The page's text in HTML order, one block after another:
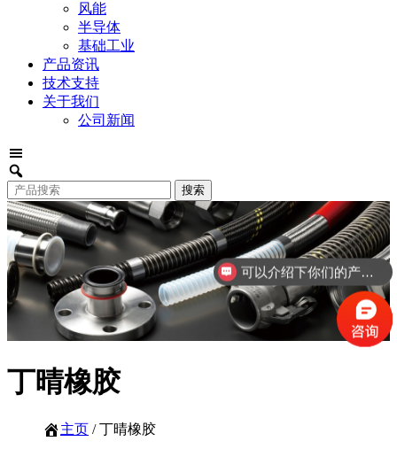
风能
半导体
基础工业
产品资讯
技术支持
关于我们
公司新闻
丁晴橡胶
主页 / 丁晴橡胶
可以介绍下你们的产品么